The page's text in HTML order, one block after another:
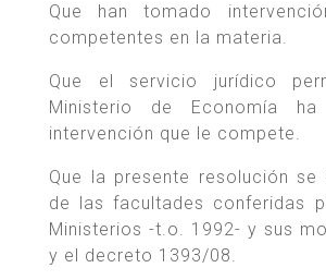
Que han tomado
competentes en la materia.
Que el servicio jurídico
Ministerio de Economía
intervención que le compete.
Que la presente resolución
de las facultades conferidas
Ministerios -t.o. 1992- y sus
y el decreto 1393/08.